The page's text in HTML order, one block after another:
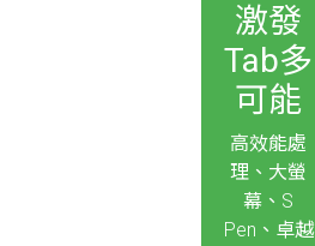
激發
Tab多
可能
高效能處
理、大螢
幕、S
Pen、卓越